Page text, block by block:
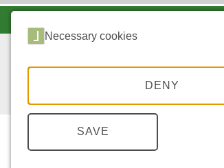
Necessary cookies
DENY
SAVE